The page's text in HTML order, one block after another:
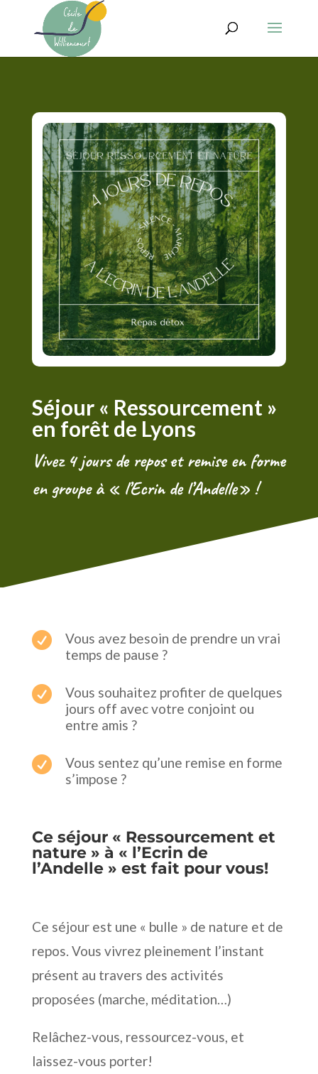
Séjour « Ressourcement »
en forêt de Lyons
Vivez 4 jours de repos et remise en forme
en groupe à « l’Ecrin de l’Andelle» !

Vous avez besoin de prendre un vrai
temps de pause ?

Vous souhaitez profiter de quelques
jours off avec votre conjoint ou
entre amis ?

Vous sentez qu’une remise en forme
s’impose ?
Ce séjour « Ressourcement et
nature » à « l’Ecrin de
l’Andelle » est fait pour vous!
Ce séjour est une « bulle » de nature et de
repos. Vous vivrez pleinement l’instant
présent au travers des activités
proposées (marche, méditation…)
Relâchez-vous, ressourcez-vous, et
laissez-vous porter!